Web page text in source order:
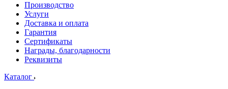
Производство
Услуги
Доставка и оплата
Гарантия
Сертификаты
Награды, благодарности
Реквизиты
Каталог